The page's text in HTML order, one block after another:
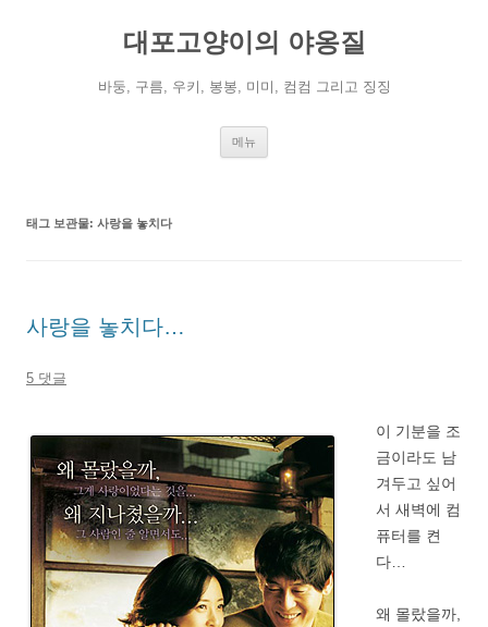
대포고양이의 야옹질
바둥, 구름, 우키, 봉봉, 미미, 컴컴 그리고 징징
메뉴
태그 보관물: 사랑을 놓치다
사랑을 놓치다…
5 댓글
이 기분을 조
금이라도 남
겨두고 싶어
서 새벽에 컴
퓨터를 켠
다…
왜 몰랐을까,